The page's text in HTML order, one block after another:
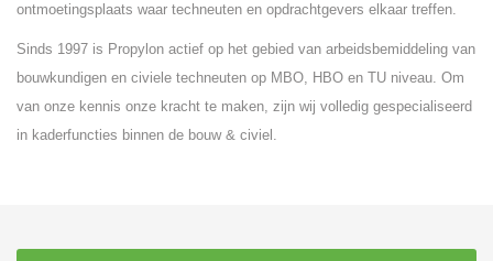
ontmoetingsplaats waar techneuten en opdrachtgevers elkaar treffen.
Sinds 1997 is Propylon actief op het gebied van arbeidsbemiddeling van
bouwkundigen en civiele techneuten op MBO, HBO en TU niveau. Om
van onze kennis onze kracht te maken, zijn wij volledig gespecialiseerd
in kaderfuncties binnen de bouw & civiel.